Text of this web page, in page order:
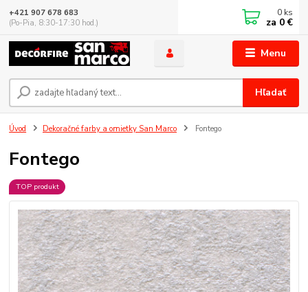
Menu
Hľadať
+421 907 678 683
(Po-Pia, 8:30-17:30 hod.)
0 ks
za 0 €
Úvod Dekoračné farby a omietky San Marco Fontego
Fontego
TOP produkt